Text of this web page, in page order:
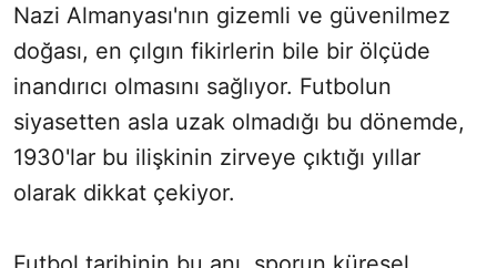
Nazi Almanyası'nın gizemli ve güvenilmez
doğası, en çılgın fikirlerin bile bir ölçüde
inandırıcı olmasını sağlıyor. Futbolun
siyasetten asla uzak olmadığı bu dönemde,
1930'lar bu ilişkinin zirveye çıktığı yıllar
olarak dikkat çekiyor.